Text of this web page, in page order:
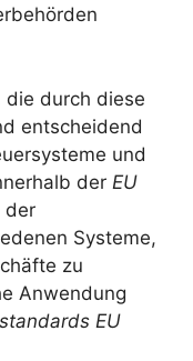
die durch diese
entscheidend
und
der EU
der
Systeme,
zu
Anwendung
EU